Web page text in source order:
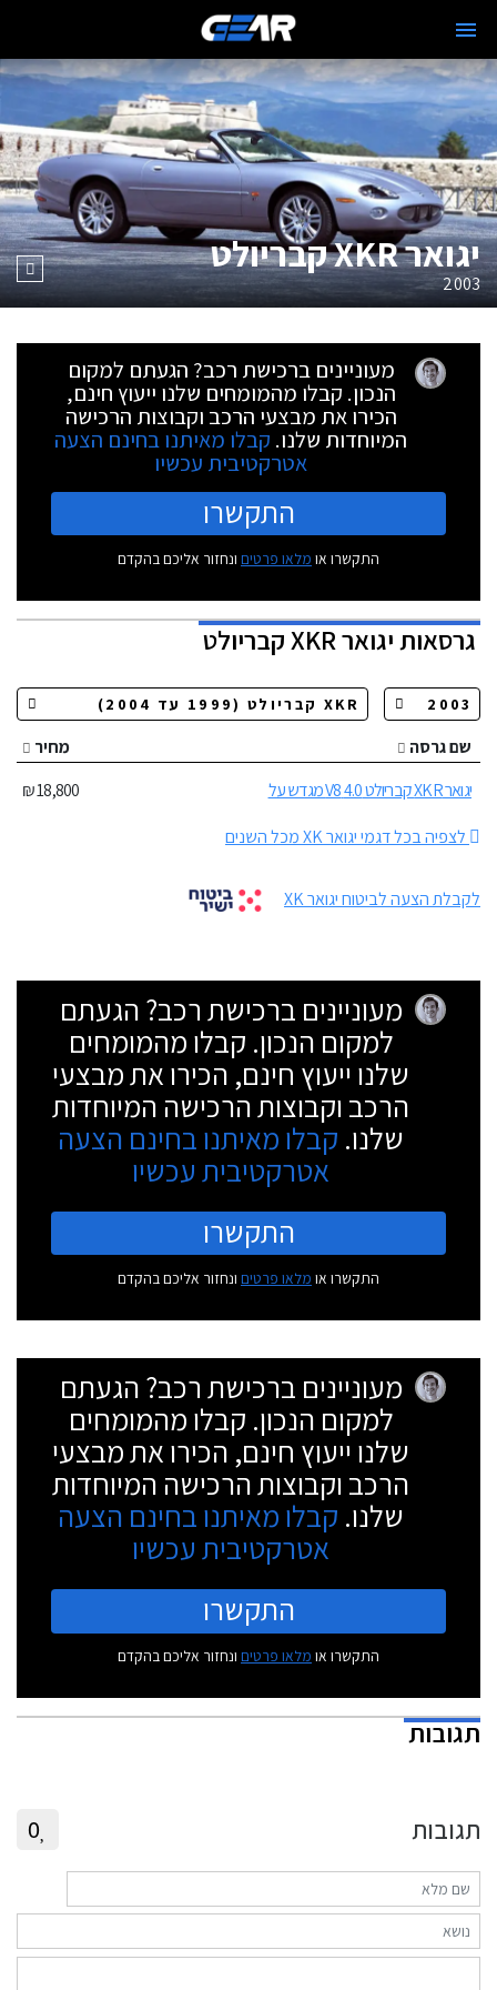
יגואר XKR קבריולט
2003
מעוניינים ברכישת רכב? הגעתם למקום
הנכון. קבלו מהמומחים שלנו ייעוץ חינם,
הכירו את מבצעי הרכב וקבוצות הרכישה
המיוחדות שלנו. קבלו מאיתנו בחינם הצעה
אטרקטיבית עכשיו
התקשרו
התקשרו או מלאו פרטים ונחזור אליכם בהקדם
גרסאותיגואר XKR קבריולט
שם גרסה
מחיר
יגואר XKR קבריולט 4.0 V8 מגדש על
18,800 ₪
לצפיה בכל דגמי יגואר XK מכל השנים
לקבלת הצעה לביטוח יגואר XK
מעוניינים ברכישת רכב? הגעתם
למקום הנכון. קבלו מהמומחים
שלנו ייעוץ חינם, הכירו את מבצעי
הרכב וקבוצות הרכישה המיוחדות
שלנו. קבלו מאיתנו בחינם הצעה
אטרקטיבית עכשיו
התקשרו
התקשרו או מלאו פרטים ונחזור אליכם בהקדם
מעוניינים ברכישת רכב? הגעתם
למקום הנכון. קבלו מהמומחים
שלנו ייעוץ חינם, הכירו את מבצעי
הרכב וקבוצות הרכישה המיוחדות
שלנו. קבלו מאיתנו בחינם הצעה
אטרקטיבית עכשיו
התקשרו
התקשרו או מלאו פרטים ונחזור אליכם בהקדם
תגובות
תגובות 0